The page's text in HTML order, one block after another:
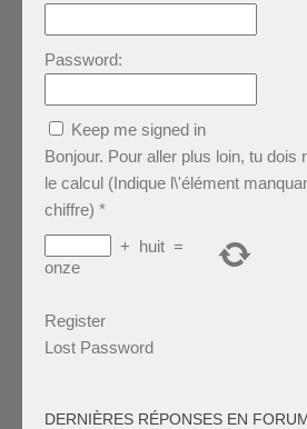
Password:
Keep me signed in
Bonjour. Pour aller plus loin, tu dois résoudre
le calcul (Indique l\'élément
chiffre) *
+ huit =
onze
Register
Lost Password
DERNIÈRES RÉPONSES EN